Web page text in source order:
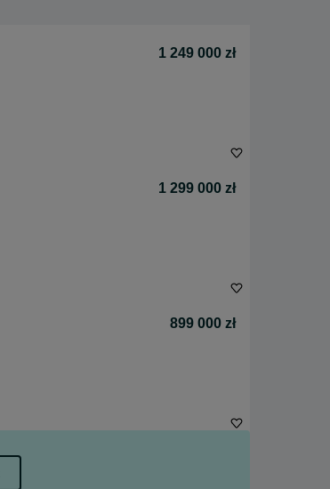
1 249 000 zł
1 299 000 zł
899 000 zł